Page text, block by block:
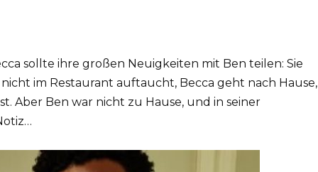
sollte ihre großen Neuigkeiten mit Ben teilen: Sie
im Restaurant auftaucht, Becca geht nach Hause,
Aber Ben war nicht zu Hause, und in seiner